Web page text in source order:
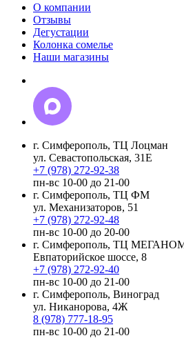
О компании
Отзывы
Дегустации
Колонка сомелье
Наши магазины
г. Симферополь, ТЦ Лоцман
ул. Севастопольская, 31Е
+7 (978) 272-92-38
пн-вс 10-00 до 21-00
г. Симферополь, ТЦ ФМ
ул. Механизаторов, 51
+7 (978) 272-92-48
пн-вс 10-00 до 20-00
г. Симферополь, ТЦ
Евпаторийское шоссе, 8
+7 (978) 272-92-40
пн-вс 10-00 до 21-00
г. Симферополь, Виноград
ул. Никанорова, 4Ж
8 (978) 777-18-95
пн-вс 10-00 до 21-00